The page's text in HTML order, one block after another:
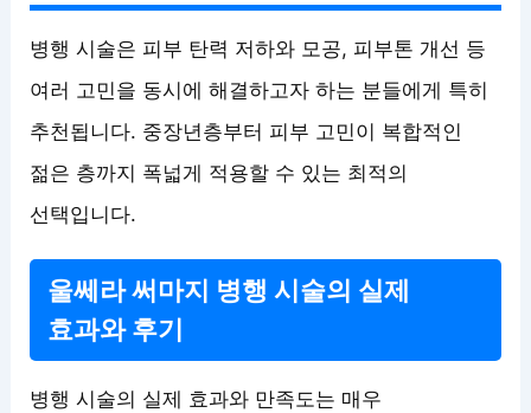
병행 시술은 피부 탄력 저하와 모공, 피부톤 개선 등
여러 고민을 동시에 해결하고자 하는 분들에게 특히
추천됩니다. 중장년층부터 피부 고민이 복합적인
젊은 층까지 폭넓게 적용할 수 있는 최적의
선택입니다.
울쎄라 써마지 병행 시술의 실제
효과와 후기
병행 시술의 실제 효과와 만족도는 매우